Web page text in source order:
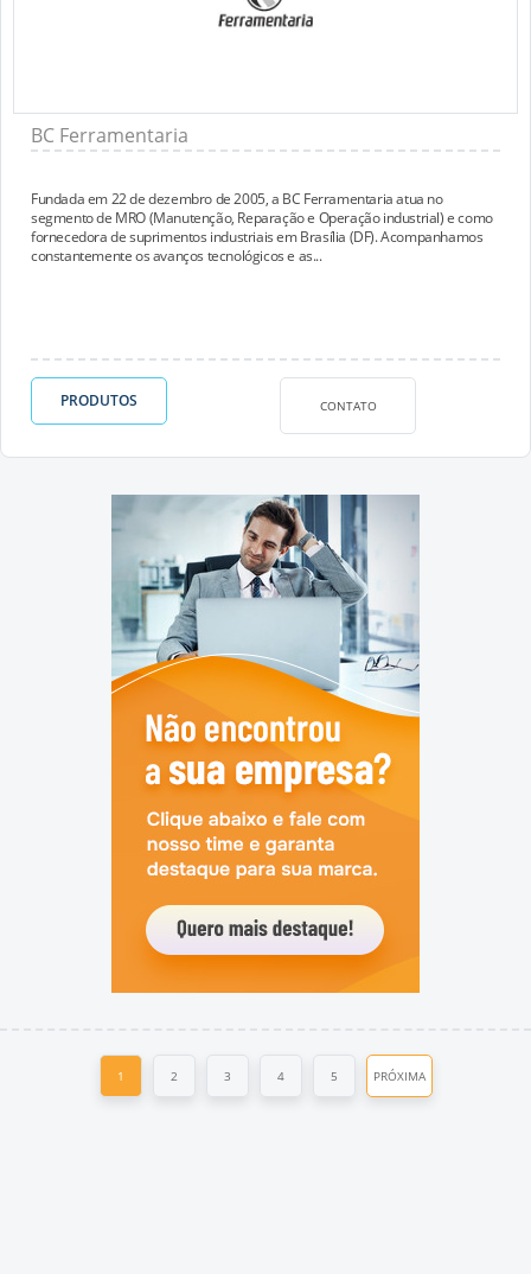
BC Ferramentaria
Fundada em 22 de dezembro de 2005, a BC Ferramentaria atua no
segmento de MRO (Manutenção, Reparação e Operação industrial) e como
fornecedora de suprimentos industriais em Brasília (DF). Acompanhamos
constantemente os avanços tecnológicos e as...
PRODUTOS CONTATO
1 2 3 4 5 PRÓXIMA